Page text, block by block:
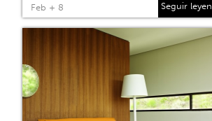
Feb + 8 Seguir